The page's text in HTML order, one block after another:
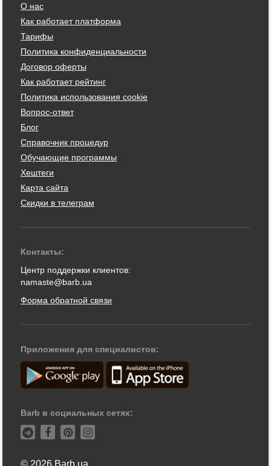
О нас
Как работает платформа
Тарифы
Политика конфиденциальности
Договор оферты
Как работает рейтинг
Политика использования cookie
Вопрос-ответ
Блог
Справочник процедур
Обучающие программы
Хештеги
Карта сайта
Скидки в телеграм
Контакты:
Центр поддержки клиентов:
namaste@barb.ua
Форма обратной связи
Приложения для специалистов:
Barb в социальных сетях:
© 2026 Barb.ua